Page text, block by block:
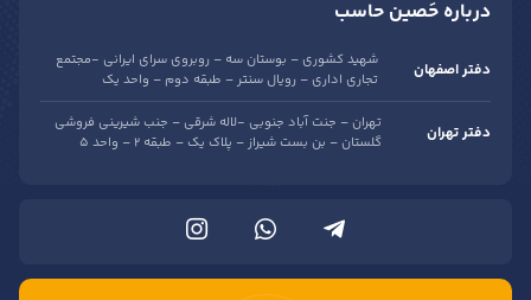
درباره حَصین حاسب
دفتر اصفهان
شهید کشوری – بوستان سه – روبروی سرای ایرانی -مجتمع
تجاری اداری – رویال سنتر – طبقه دوم – واحد یک
دفتر تهران
تهران – جنت آباد جنوبی -لاله شرقی – جنب شیرینی فروشی
گلستان – بن بست شیراز – پلاک یک – طبقه 2 – واحد 5